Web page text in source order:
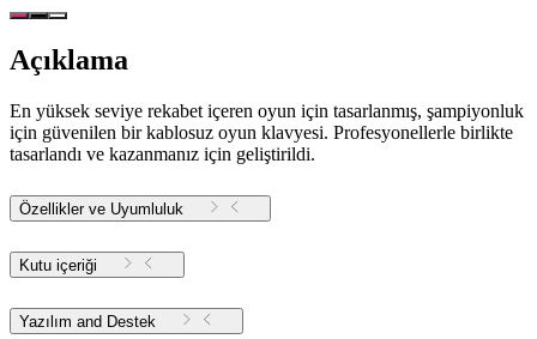
Açıklama
En yüksek seviye rekabet içeren oyun için tasarlanmış, şampiyonluk
için güvenilen bir kablosuz oyun klavyesi. Profesyonellerle birlikte
tasarlandı ve kazanmanız için geliştirildi.
Özellikler ve Uyumluluk
Kutu içeriği
Yazılım and Destek